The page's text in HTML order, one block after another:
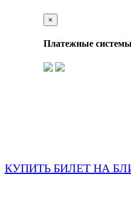
×
Платежные
КУПИТЬ БИЛЕТ НА